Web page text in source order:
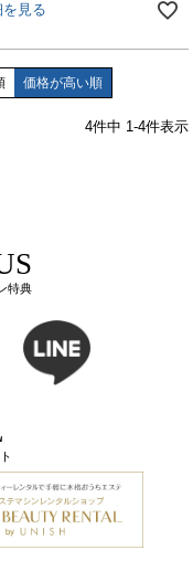
見る
価格が高い順
4件中 1-4件表示
特典